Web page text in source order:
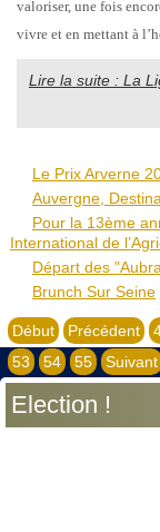
valoriser, une fois
vivre et en mettant à
Lire la suite : La
Le Prix Arverne
Auvergne,
Pour la 13ème
International de
Départ des
Brunch Sur Seine
Début Précédent
53
54 55 Suivant
Election !